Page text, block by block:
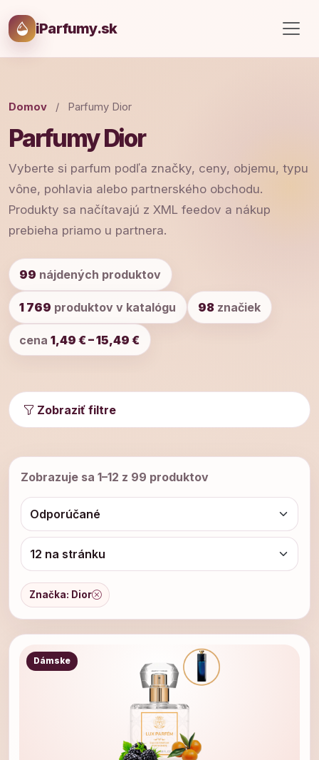
iParfumy.sk
Domov / Parfumy Dior
Parfumy Dior
Vyberte si parfum podľa značky, ceny, objemu, typu
vône, pohlavia alebo partnerského obchodu.
Produkty sa načítavajú z XML feedov a nákup
prebieha priamo u partnera.
99 nájdených produktov
1 769 produktov v katalógu 98 značiek
cena1,49 € – 15,49 €
Zobraziť filtre
Zobrazuje sa 1–12 z 99 produktov
Značka: Dior
Dámske